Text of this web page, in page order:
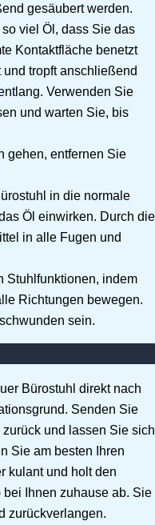
gesäubert werden.
viel Öl, dass Sie das
Kontaktfläche benetzt
tropft anschließend
Verwenden Sie
und warten Sie, bis
gehen, entfernen Sie
in die normale
Öl einwirken. Durch die
in alle Fugen und
Stuhlfunktionen, indem
Richtungen bewegen.
sein.
Bürostuhl direkt nach
Senden Sie
und lassen Sie sich
Sie am besten Ihren
kulant und holt den
Ihnen zuhause ab. Sie
zurückverlangen.